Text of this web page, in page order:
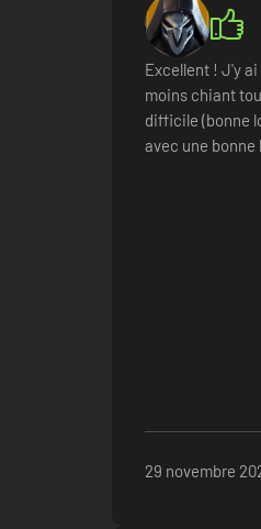
Excellent ! J'y ai
moins chiant
difficile (bonne
avec une
29 novembre